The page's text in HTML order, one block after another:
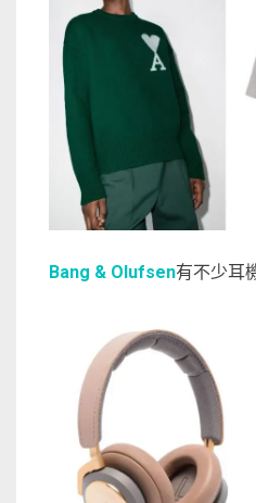
Bang & Olufsen有不少耳